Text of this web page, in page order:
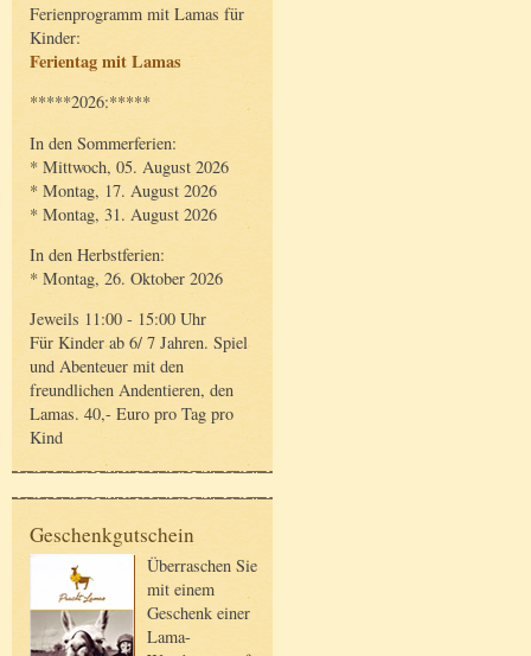
Ferienprogramm mit Lamas für
Kinder:
Ferientag mit Lamas
*****2026:*****
In den Sommerferien:
* Mittwoch, 05. August 2026
* Montag, 17. August 2026
* Montag, 31. August 2026
In den Herbstferien:
* Montag, 26. Oktober 2026
Jeweils 11:00 - 15:00 Uhr
Für Kinder ab 6/ 7 Jahren. Spiel
und Abenteuer mit den
freundlichen Andentieren, den
Lamas. 40,- Euro pro Tag pro
Kind
Geschenkgutschein
Überraschen Sie
mit einem
Geschenk einer
Lama-